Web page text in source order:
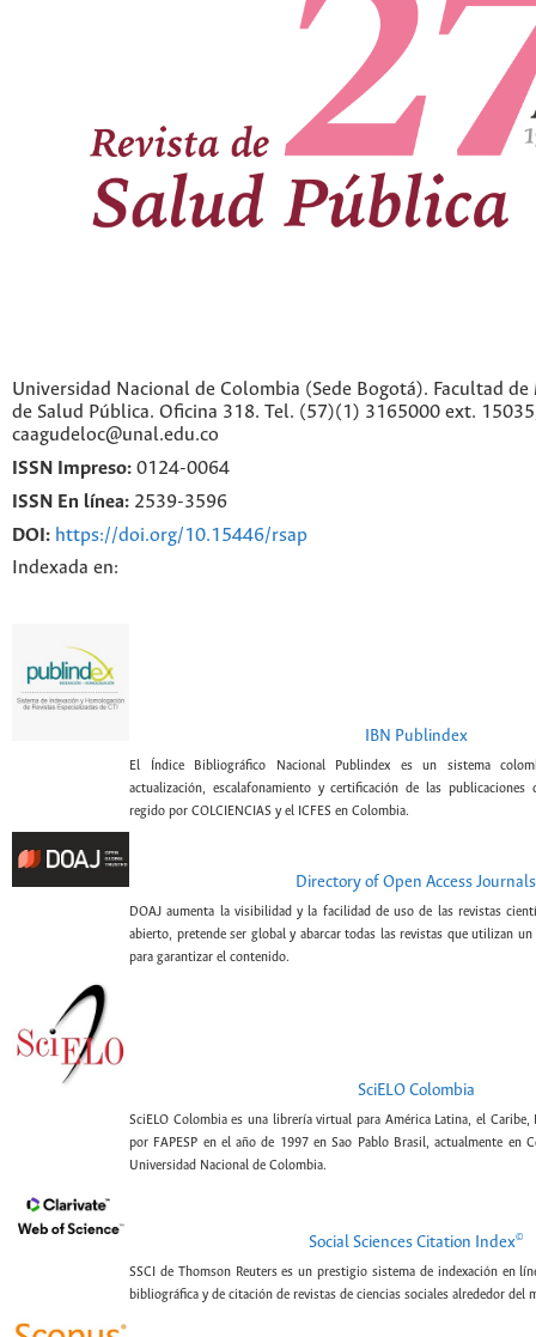
Universidad Nacional de Colombia (Sede Bogotá). Facultad
de Salud Pública. Oficina 318. Tel. (57)(1) 3165000 ext.
caagudeloc@unal.edu.co
ISSN Impreso: 0124-0064
ISSN En línea: 2539-3596
DOI: https://doi.org/10.15446/rsap
Indexada en:
IBN Publindex
El Índice Bibliográfico Nacional Publindex es un sistema
actualización, escalafonamiento y certificación de las publicaciones
regido por COLCIENCIAS y el ICFES en Colombia.
Directory of Open Access Journals
DOAJ aumenta la visibilidad y la facilidad de uso de las revistas
abierto, pretende ser global y abarcar todas las revistas que utilizan
para garantizar el contenido.
SciELO Colombia
SciELO Colombia es una librería virtual para América Latina, el Caribe,
por FAPESP en el año de 1997 en Sao Pablo Brasil, actualmente en
Universidad Nacional de Colombia.
Social Sciences Citation Index©
SSCI de Thomson Reuters es un prestigio sistema de indexación en
bibliográfica y de citación de revistas de ciencias sociales alrededor del